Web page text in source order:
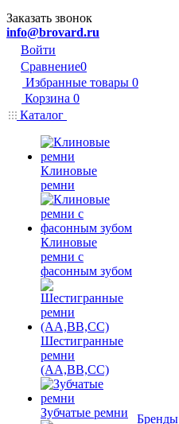
Заказать звонок
info@brovard.ru
Войти
Сравнение0
Избранные товары 0
Корзина 0
Каталог
Клиновые
ремни
Клиновые
ремни с
фасонным зубом
Шестигранные
ремни
(AA,BB,CC)
Зубчатые ремни Бренды